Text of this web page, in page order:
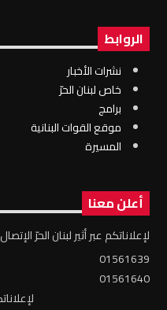
الروابط
نشرات الأخبار
خاص لبنان الحرّ
برامج
موقع القوات البنانية
المسيرة
أعلن معنا
لإعلاناتكم عبر أثير لبنان الحرّ
01561639
01561640